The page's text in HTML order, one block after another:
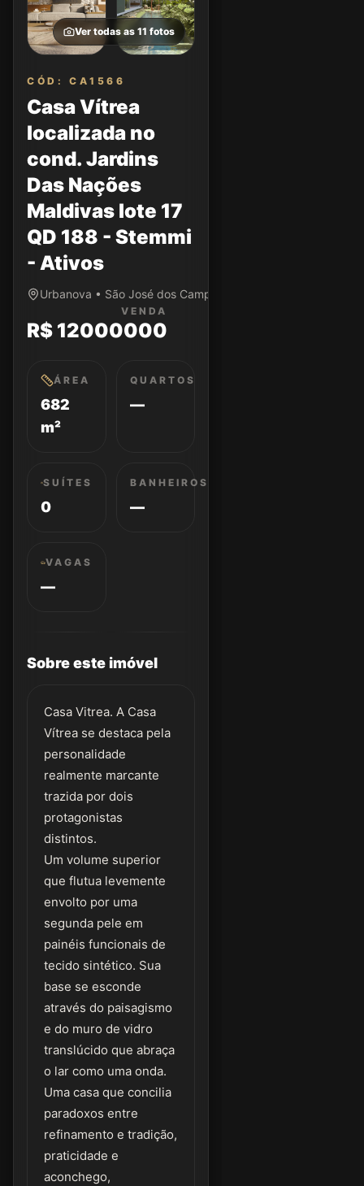
Ver todas as 11 fotos
CÓD: CA1566
Casa Vítrea
localizada no
cond. Jardins
Das Nações
Maldivas lote 17
QD 188 - Stemmi
- Ativos
Urbanova • São José dos Campos/SP
VENDA
R$ 12000000
ÁREA
682
m²
QUARTOS
—
SUÍTES
0
BANHEIROS
—
VAGAS
—
Sobre este imóvel
Casa Vitrea. A Casa
Vítrea se destaca pela
personalidade
realmente marcante
trazida por dois
protagonistas
distintos.
Um volume superior
que flutua levemente
envolto por uma
segunda pele em
painéis funcionais de
tecido sintético. Sua
base se esconde
através do paisagismo
e do muro de vidro
translúcido que abraça
o lar como uma onda.
Uma casa que concilia
paradoxos entre
refinamento e tradição,
praticidade e
aconchego,